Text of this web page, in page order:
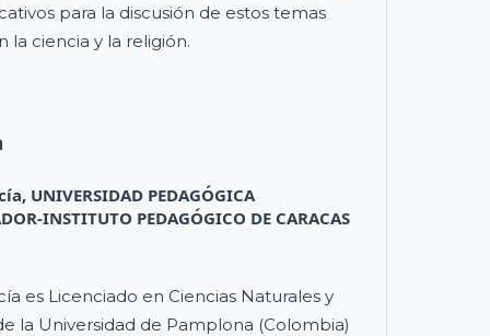
para la discusión de estos temas
ciencia y la religión.
UNIVERSIDAD PEDAGÓGICA
INSTITUTO PEDAGÓGICO DE CARACAS
es Licenciado en Ciencias Naturales y
la Universidad de Pamplona (Colombia)